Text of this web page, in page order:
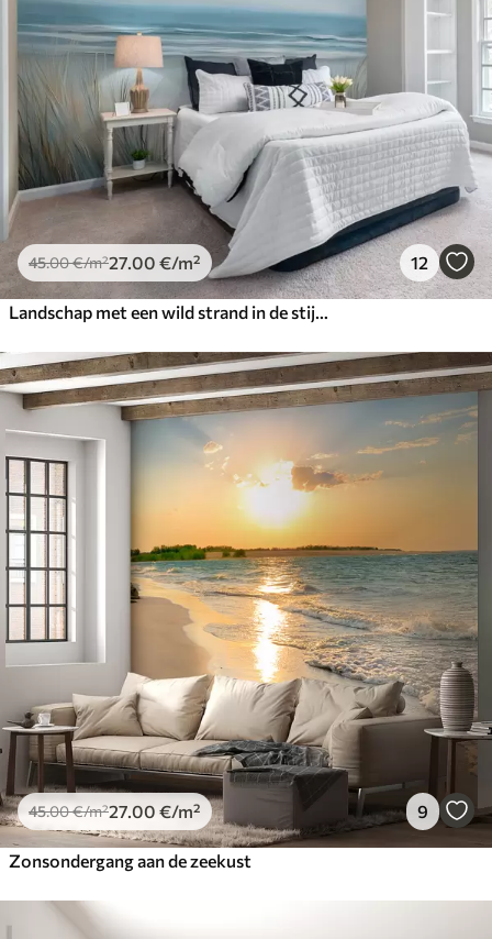
45.00€/m²27 .00 €/m² 12
45.00€/m²27 .00 €/m² 9
Zonsondergang aan de zeekust